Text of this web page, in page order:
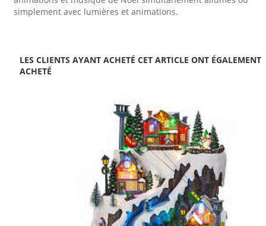
simplement avec lumières et animations.
LES CLIENTS AYANT ACHETÉ CET ARTICLE ONT ÉGALEMENT
ACHETÉ